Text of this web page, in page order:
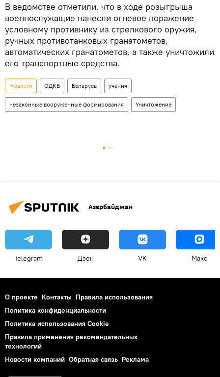
В ведомстве отметили, что в ходе розыгрыша
военнослужащие нанесли огневое поражение
условному противнику из стрелкового оружия,
ручных противотанковых гранатометов,
автоматических гранатометов, а также уничтожили
его транспортные средства.
Новости ОДКБ Беларусь учения
незаконные вооруженные формирования Уничтожение
Азербайджан
Telegram Дзен VK Макс
О проекте Контакты Правила использования
Политика конфиденциальности
Политика использования Cookie
Правила применения рекомендательных
технологий
Новости компаний Обратная связь Реклама